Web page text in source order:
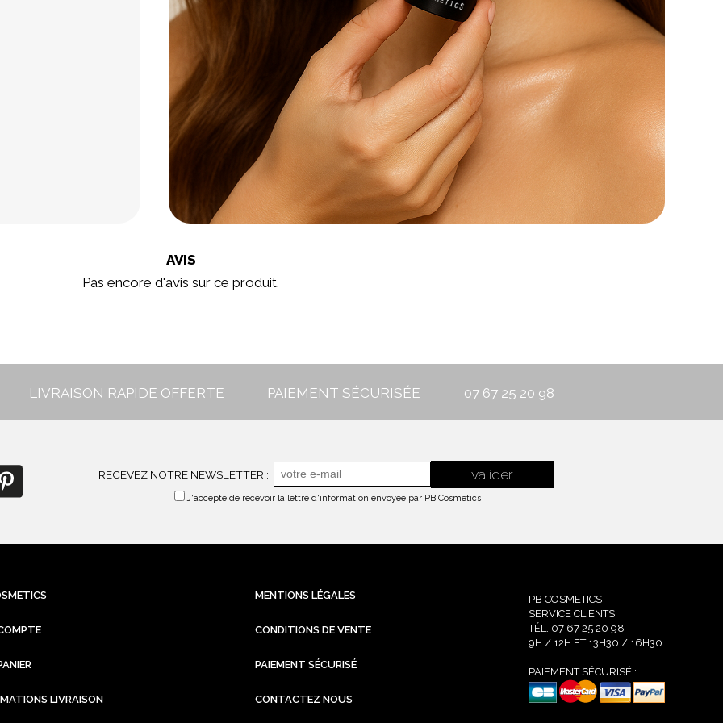
AVIS
Pas encore d'avis sur ce produit.
LIVRAISON RAPIDE OFFERTE PAIEMENT SÉCURISÉE 07 67 25 20 98
RECEVEZ NOTRE NEWSLETTER :
J'accepte de recevoir la lettre d'information envoyée par PB Cosmetics
LIVRAISON
MENTIONS LÉGALES
CONDITIONS DE VENTE
PAIEMENT SÉCURISÉ
CONTACTEZ NOUS
PB COSMETICS
SERVICE CLIENTS
TÉL. 07 67 25 20 98
9H / 12H ET 13H30 / 16H30
PAIEMENT SÉCURISÉ :